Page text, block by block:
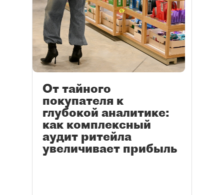
От тайного
покупателя к
глубокой аналитике:
как комплексный
аудит ритейла
увеличивает прибыль